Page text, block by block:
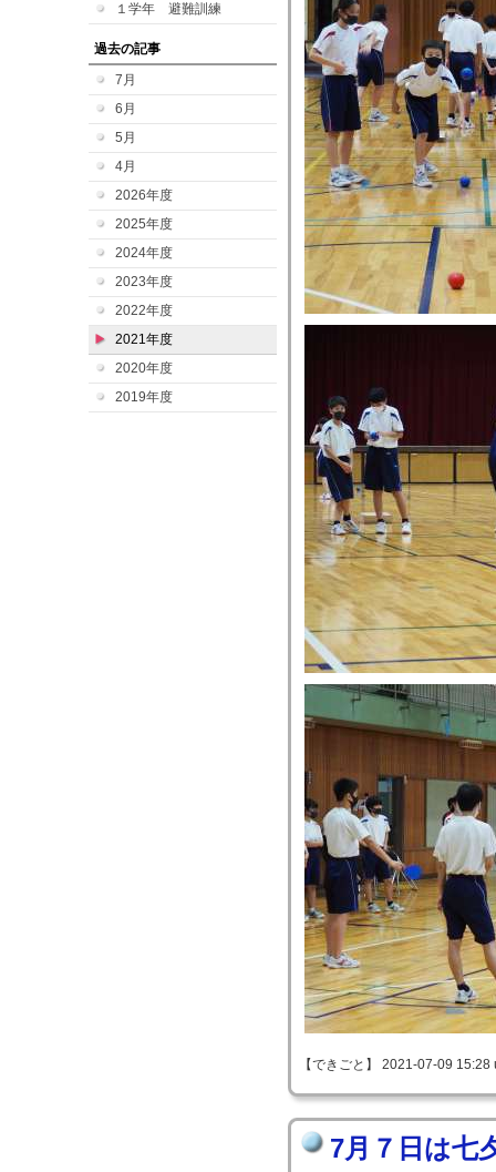
１学年 避難訓練
過去の記事
7月
6月
5月
4月
2026年度
2025年度
2024年度
2023年度
2022年度
2021年度
2020年度
2019年度
【できごと】 2021-07-09
7月７日は七